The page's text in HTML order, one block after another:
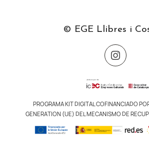
© EGE Llibres i
PROGRAMA KIT DIGITAL COFINANCIADO
GENERATION (UE) DEL MECANISMO DE